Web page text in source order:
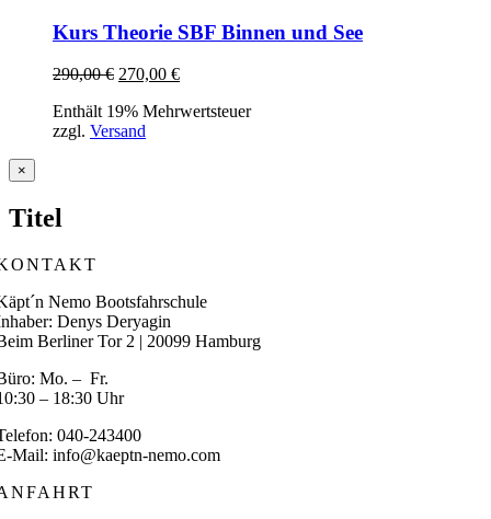
Kurs Theorie SBF Binnen und See
290,00€ Ursprünglicher
war:
290,00 €
270,00 €Aktueller
ist:
Enthält 19% Mehrwertsteuer
zzgl. Versand
Close
product
view
×
Titel
Nemo Bootsfahrschule
Denys Deryagin
Berliner Tor 2 | 20099 Hamburg
Mo. – Fr.
– 18:30 Uhr
040-243400
Mail: info@kaeptn-nemo.com